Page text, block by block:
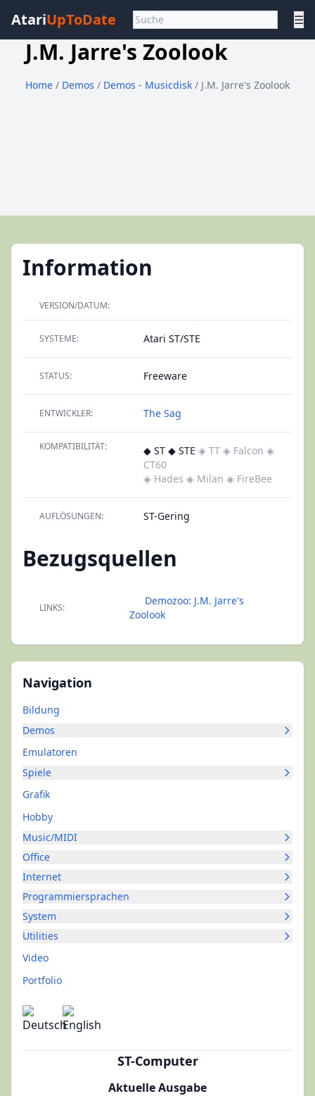
AtariUpToDate ☰
J.M. Jarre's Zoolook
Home / Demos / Demos - Musicdisk / J.M. Jarre's Zoolook
Navigation
Bildung
Demos
Emulatoren
Spiele
Grafik
Hobby
Music/MIDI
Office
Internet
Programmiersprachen
System
Utilities
Video
Portfolio
ST-Computer
Aktuelle Ausgabe
Information
VERSION/DATUM:
SYSTEME: Atari ST/STE
STATUS: Freeware
ENTWICKLER: The Sag
KOMPATIBILITÄT: ◆ ST ◆ STE ◈ TT ◈ Falcon ◈
CT60
◈ Hades ◈ Milan ◈ FireBee
AUFLÖSUNGEN: ST-Gering
Bezugsquellen
LINKS:
Demozoo: J.M. Jarre's
Zoolook